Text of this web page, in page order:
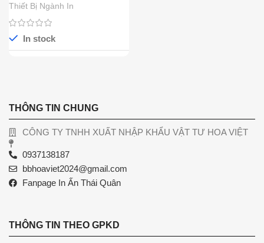
Thiết Bị Ngành In
In stock
THÔNG TIN CHUNG
CÔNG TY TNHH XUẤT NHẬP KHẨU VẬT TƯ HOA VIỆT
0937138187
bbhoaviet2024@gmail.com
Fanpage In Ấn Thái Quân
THÔNG TIN THEO GPKD